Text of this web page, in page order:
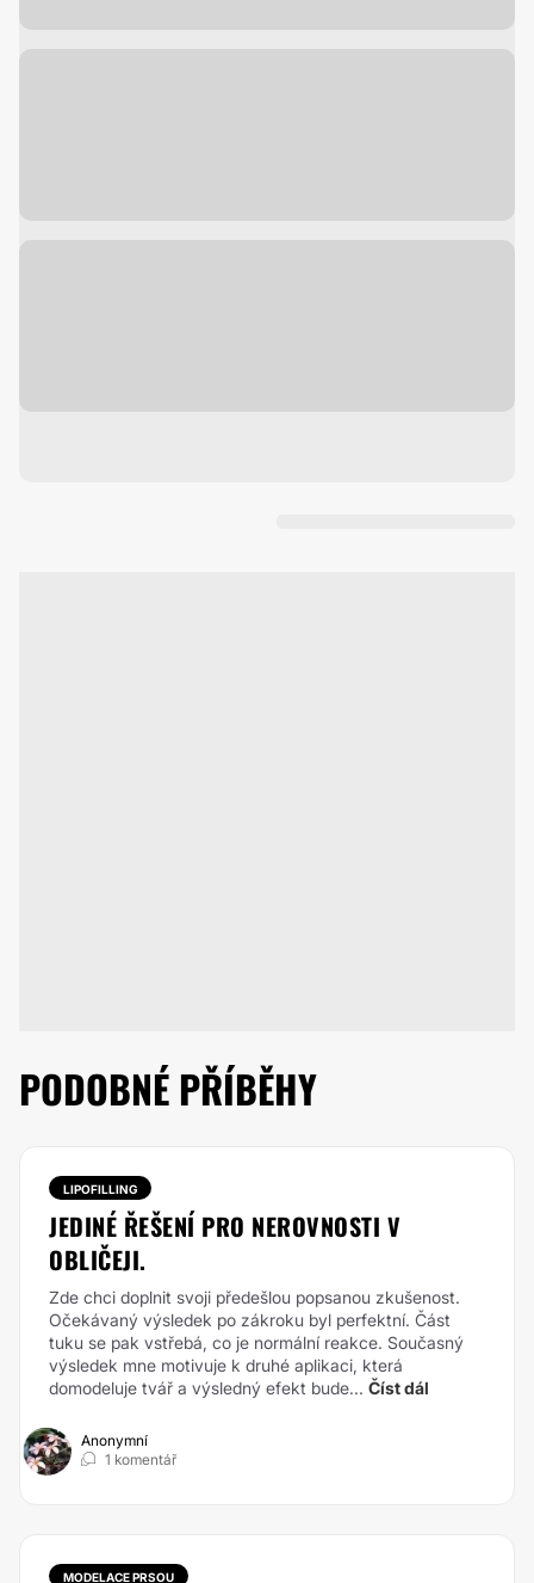
PODOBNÉ PŘÍBĚHY
LIPOFILLING
JEDINÉ ŘEŠENÍ PRO NEROVNOSTI V
OBLIČEJI.
Zde chci doplnit svoji předešlou popsanou zkušenost.
Očekávaný výsledek po zákroku byl perfektní. Část
tuku se pak vstřebá, co je normální reakce. Současný
výsledek mne motivuje k druhé aplikaci, která
domodeluje tvář a výsledný efekt bude... Číst dál
Anonymní
1 komentář
MODELACE PRSOU